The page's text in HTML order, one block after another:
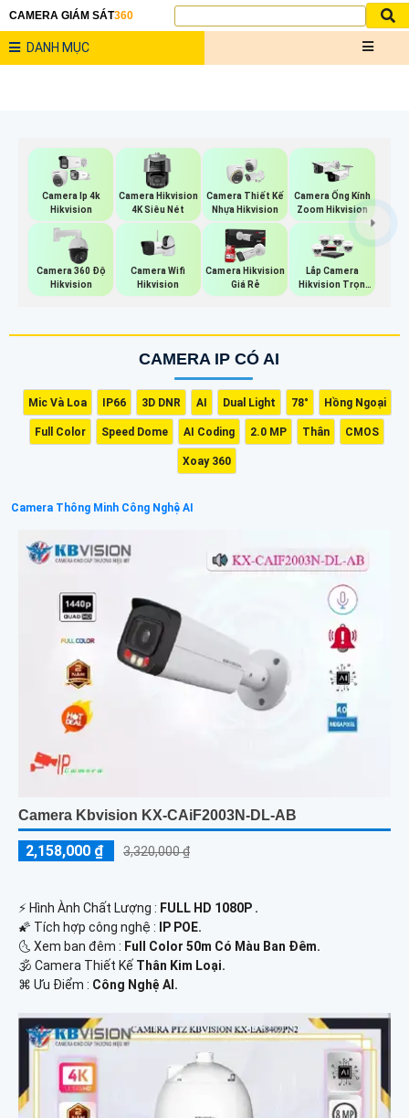
CAMERA GIÁM SÁT360
DANH MỤC
Camera Ip 4k
Hikvision
Camera Hikvision
4K Siêu Nét
Camera Thiết Kế
Nhựa Hikvision
Camera Ống Kính
Zoom Hikvision
Camera 360 Độ
Hikvision
Camera Wifi
Hikvision
Camera Hikvision
Giá Rẻ
Lắp Camera
Hikvision Trọn
Bộ
CAMERA IP CÓ AI
Mic Và Loa IP66 3D DNR AI Dual Light 78° Hồng Ngoại
Full Color Speed Dome AI Coding 2.0 MP Thân CMOS
Xoay 360
Camera Thông Minh Công Nghệ AI
Camera Kbvision KX-CAiF2003N-DL-AB
2,158,000 ₫ 3,320,000 ₫
️⚡ Hình Ành Chất Lượng : FULL HD 1080P .
🌠 Tích hợp công nghệ :
IP POE.
🌜 Xem ban đêm : Full Color 50m Có Màu Ban Đêm.
🕉️ Camera Thiết Kế Thân Kim Loại.
️⌘ Ưu Điểm : Công Nghệ AI.